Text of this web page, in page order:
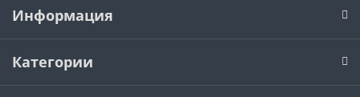
Информация
Категории